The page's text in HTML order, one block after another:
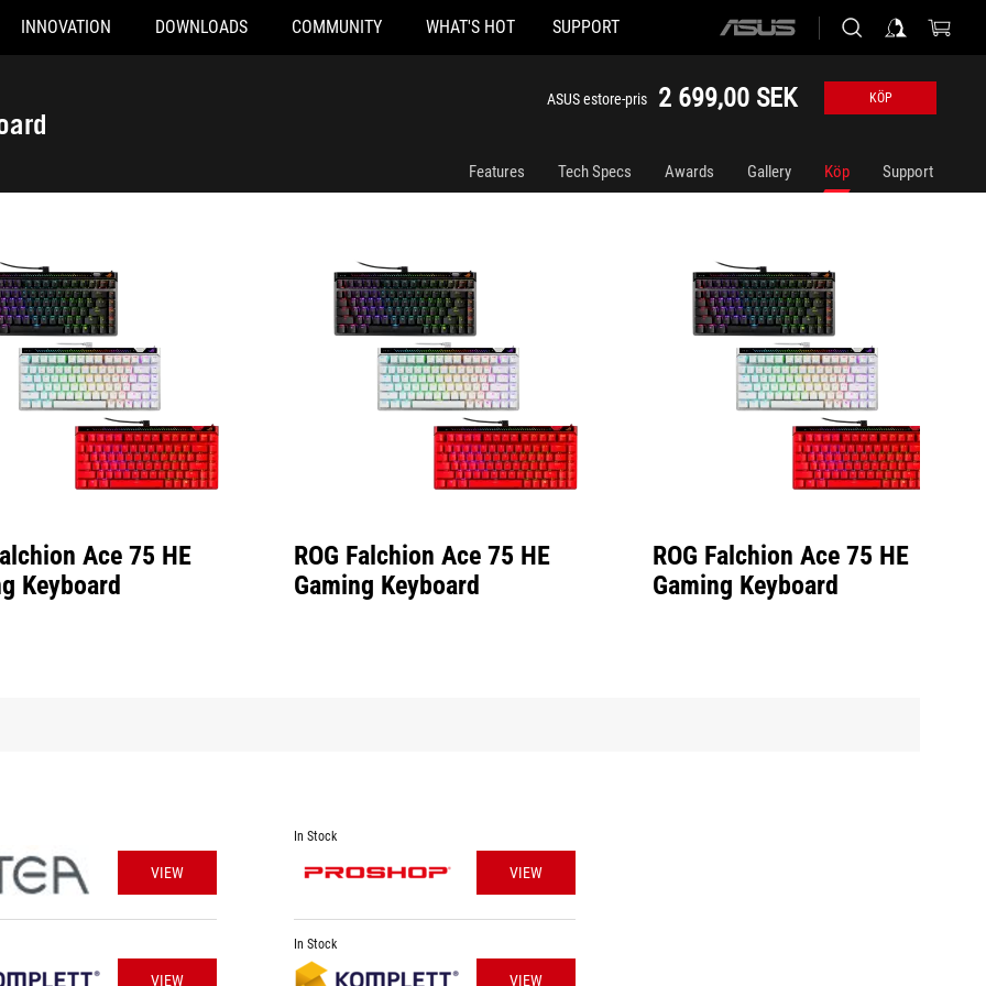
INNOVATION DOWNLOADS COMMUNITY WHAT'S HOT SUPPORT
ASUS
ASUS estore-pris 2 699,00 SEK KÖP
Features Tech Specs Awards Gallery Köp Support
Ace 75 HE
Keyboard
ROG Falchion Ace 75 HE
Gaming Keyboard
ROG Falchion Ace 75 HE
Gaming Keyboard
VIEW
VIEW
In Stock
VIEW
In Stock
VIEW
Ace 75 HE Gaming Keyboard ROG Falchion Ace 75 HE Gaming Keyboard ROG Falchion Ace 75 HE Gaming Keyboard